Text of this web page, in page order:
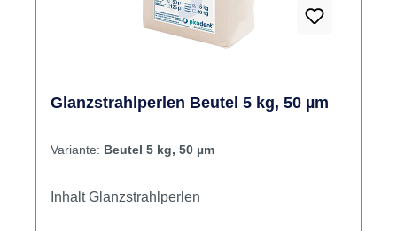
Glanzstrahlperlen Beutel 5 kg, 50 µm
Variante: Beutel 5 kg, 50 µm
Inhalt Glanzstrahlperlen